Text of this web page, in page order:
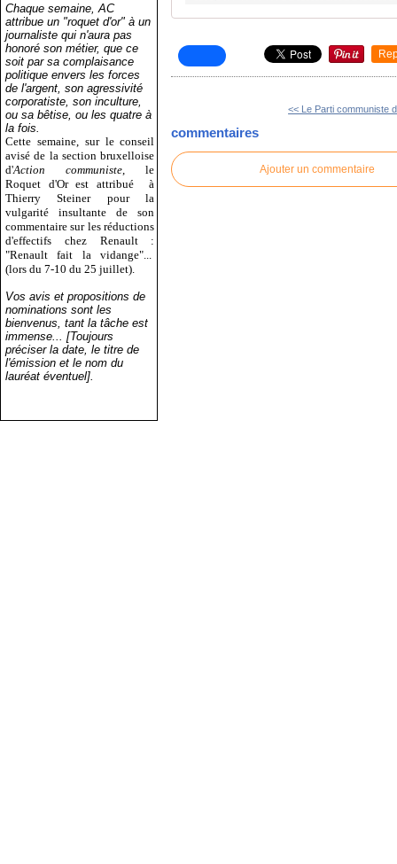
Chaque semaine, AC
attribue un "roquet d'or" à un
journaliste qui n'aura pas
honoré son métier, que ce
soit par sa complaisance
politique envers les forces
de l'argent, son agressivité
corporatiste, son inculture,
ou sa bêtise, ou les quatre à
la fois.
Cette semaine, sur le conseil
avisé de la section bruxelloise
d'Action communiste , le
Roquet d'Or est attribué
à
Thierry Steiner pour la
vulgarité insultante de son
commentaire sur les réductions
d'effectifs chez Renault :
"Renault fait la vidange"...
(lors du 7-10 du 25 juillet).
Vos avis et propositions de
nominations sont les
bienvenus, tant la tâche est
immense... [Toujours
préciser la date, le titre de
l'émission et le nom du
lauréat éventuel].
<< Le Parti communiste
commentaires
Ajouter un commentaire